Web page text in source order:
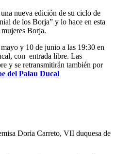
nueva edición de su ciclo de
de los Borja” y lo hace en esta
Borja.
y 10 de junio a las 19:30 en
con entrada libre. Las
y se retransmitirán también por
del Palau Ducal
Doria Carreto, VII duquesa de